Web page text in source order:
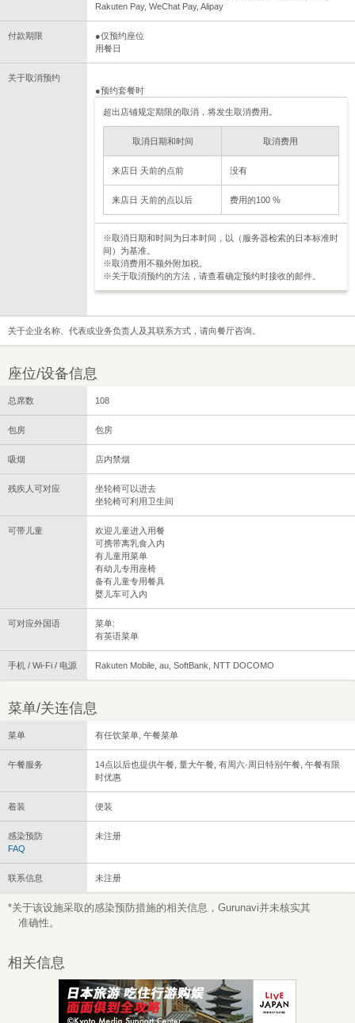
Rakuten Pay, WeChat Pay, Alipay
付款期限
●仅预约座位
用餐日
关于取消预约
●预约套餐时
超出店铺规定期限的取消，将发生取消费用。
取消日期和时间 取消费用
来店日 天前的点前 没有
来店日 天前的点以后 费用的100 %
※取消日期和时间为日本时间，以（服务器检索的日本标准时
间）为基准。
※取消费用不额外附加税。
※关于取消预约的方法，请查看确定预约时接收的邮件。
关于企业名称、代表或业务负责人及其联系方式，请向餐厅咨询。
座位/设备信息
总席数 108
包房 包房
吸烟 店内禁烟
残疾人可对应
坐轮椅可以进去
坐轮椅可利用卫生间
可带儿童
欢迎儿童进入用餐
可携带离乳食入内
有儿童用菜单
有幼儿专用座椅
备有儿童专用餐具
婴儿车可入内
可对应外国语
菜单:
有英语菜单
手机 / Wi-Fi / 电源 Rakuten Mobile, au, SoftBank, NTT DOCOMO
菜单/关连信息
菜单 有任饮菜单, 午餐菜单
午餐服务
14点以后也提供午餐, 量大午餐, 有周六·周日特别午餐, 午餐有限
时优惠
着装 便装
感染预防
FAQ
未注册
联系信息 未注册
*关于该设施采取的感染预防措施的相关信息，Gurunavi并未核实其
准确性。
相关信息